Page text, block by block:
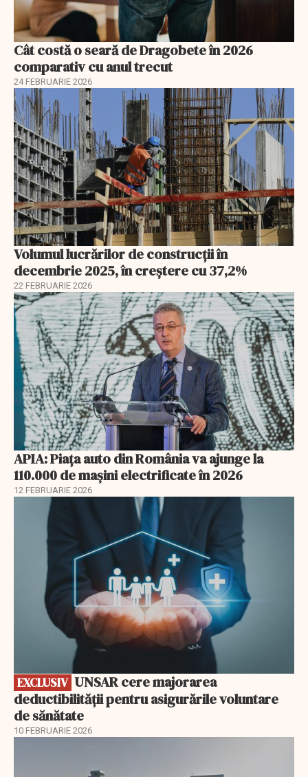
Cât costă o seară de Dragobete în 2026
comparativ cu anul trecut
24 FEBRUARIE 2026
Volumul lucrărilor de construcții în
decembrie 2025, în creștere cu 37,2%
22 FEBRUARIE 2026
APIA: Piața auto din România va ajunge la
110.000 de mașini electrificate în 2026
12 FEBRUARIE 2026
EXCLUSIV
EXCLUSIV
deductibilității pentru asigurările voluntare
de sănătate
10 FEBRUARIE 2026